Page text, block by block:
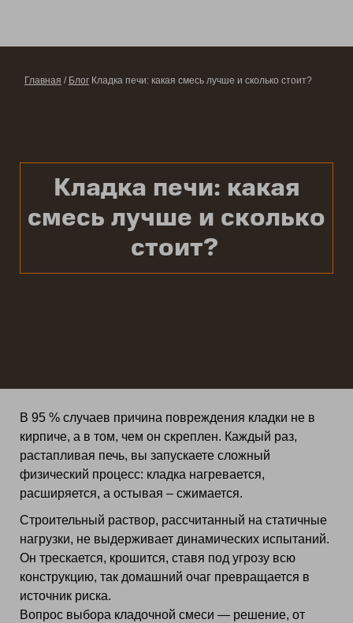
Кладка печи: какая
смесь лучше и сколько
стоит?
Главная / Блог Кладка печи: какая смесь лучше и сколько стоит?
В 95 % случаев причина повреждения кладки не в
кирпиче, а в том, чем он скреплен. Каждый раз,
растапливая печь, вы запускаете сложный
физический процесс: кладка нагревается,
расширяется, а остывая – сжимается.
Строительный раствор, рассчитанный на статичные
нагрузки, не выдерживает динамических испытаний.
Он трескается, крошится, ставя под угрозу всю
конструкцию, так домашний очаг превращается в
источник риска.
Вопрос выбора кладочной смеси — решение, от